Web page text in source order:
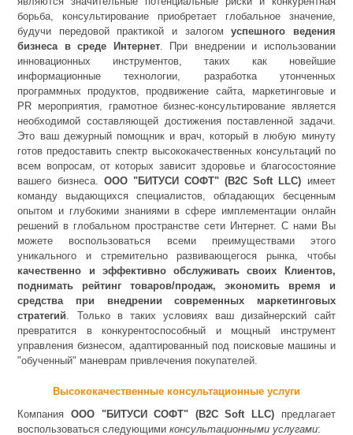
борьба, консультирование приобретает глобальное значение,
будучи передовой практикой и залогомуспешного ведения
бизнеса в среде Интернет. При внедрении и использовании
инновационных инструментов, таких как новейшие
информационные технологии, разработка утонченных
программных продуктов, продвижение сайта, маркетинговые и
PR мероприятия, грамотное бизнес-консультирование является
необходимой составляющей достижения поставленной задачи.
Это ваш дежурный помощник и врач, который в любую минуту
готов предоставить спектр высококачественных консультаций по
всем вопросам, от которых зависит здоровье и благосостояние
вашего бизнеса. ООО "БИТУСИ СОФТ" (B2C Soft LLC) имеет
команду выдающихся специалистов, обладающих бесценным
опытом и глубокими знаниями в сфере имплементации онлайн
решений в глобальном пространстве сети Интернет. С нами Вы
можете воспользоваться всеми преимуществами этого
уникального и стремительно развивающегося рынка, чтобы
качественно и эффективно обслуживать своих Клиентов,
поднимать рейтинг товаров/продаж, экономить время и
средства при внедрении современных маркетинговых
стратегий. Только в таких условиях ваш дизайнерский сайт
превратится в конкурентоспособный и мощный инструмент
управления бизнесом, адаптированный под поисковые машины и
"обученный" маневрам привлечения покупателей.
Высококачественные консультационные услуги
КомпанияООО "БИТУСИ СОФТ" (B2C Soft LLC) предлагает
воспользоваться следующимиконсультационными услугами: